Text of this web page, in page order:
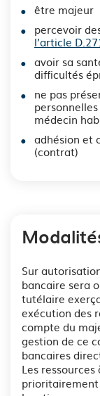
être majeur
percevoir
l’article
avoir sa
difficultés
ne pas
médecin
adhésion et
(contrat)
Sur
bancaire sera
tutélaire
exécution des
compte du
gestion de ce
bancaires
Les